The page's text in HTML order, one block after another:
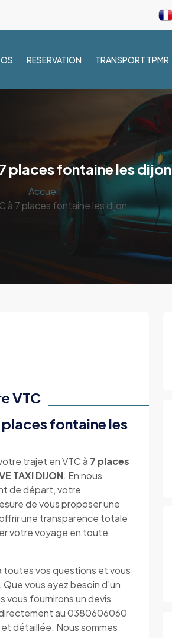
RESERVATION TRANSPORT TPMR
places fontaine les dijon
Accueil
à 7 places fontaine les dijon
VTC
places fontaine les
trajet en VTC à 7 places
TAXI DIJON. En nous
de départ, votre
de vous proposer une
une transparence totale
votre voyage en toute
toutes vos questions et vous
vous ayez besoin d'un
fournirons un devis
au 0380606060
détaillée. Nous sommes